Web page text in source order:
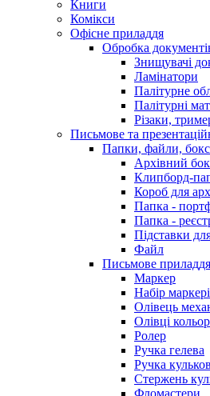
Книги
Комікси
Офісне приладдя
Обробка
Знищувачі
Ламінатори
Палітурне
Палітурні
Різаки,
Письмове та
Папки, файли,
Архівний
Клипборд-
Короб для
Папка -
Папка -
Підставки
Файл
Письмове приладдя
Маркер
Набір
Олівець
Олівці
Ролер
Ручка гелева
Ручка
Стержень
Фломастери